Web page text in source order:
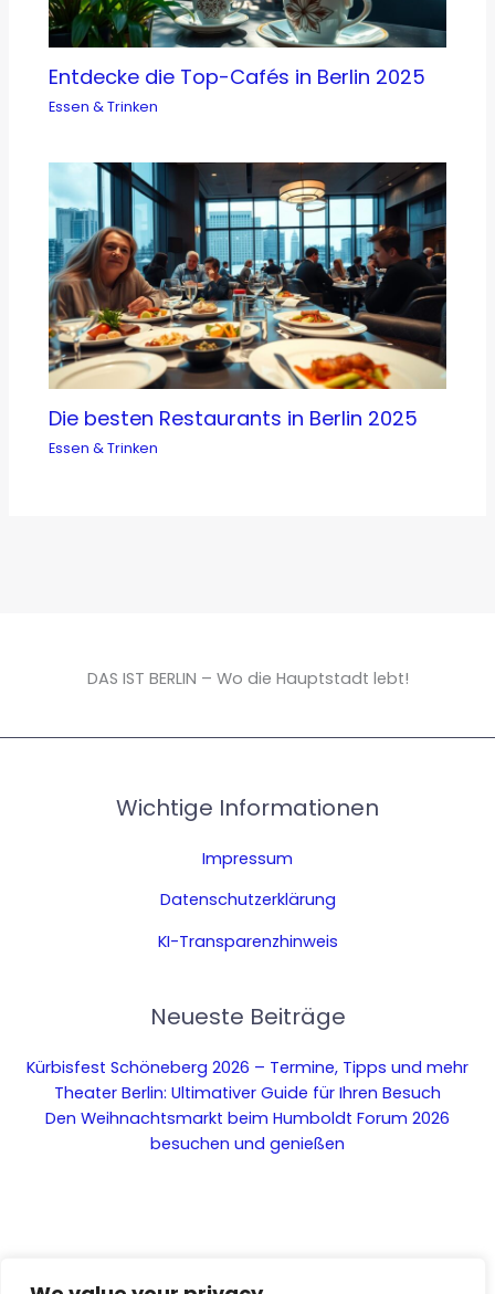
Entdecke die Top-Cafés in Berlin 2025
Essen & Trinken
Die besten Restaurants in Berlin 2025
Essen & Trinken
DAS IST BERLIN – Wo die Hauptstadt lebt!
Wichtige Informationen
Impressum
Datenschutzerklärung
KI-Transparenzhinweis
Neueste Beiträge
Kürbisfest Schöneberg 2026 – Termine, Tipps und mehr
Theater Berlin: Ultimativer Guide für Ihren Besuch
Den Weihnachtsmarkt beim Humboldt Forum 2026
besuchen und genießen